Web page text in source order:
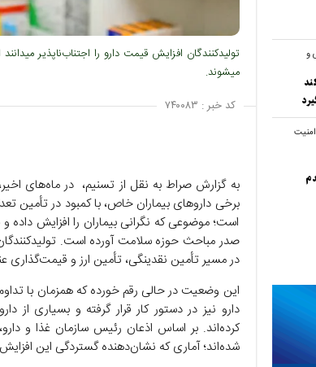
تولیدکنندگان افزایش قیمت دارو را اجتناب‌ناپذیر
میشوند.
کد خبر : ۷۴۰۰۸۳
به گزارش صراط به نقل از تسنیم، در ماه‌های
برخی دارو‌های بیماران خاص، با کمبود در تأمین
است؛ موضوعی که نگرانی بیماران را افزایش داده و
صدر مباحث حوزه سلامت آورده است.
در مسیر تأمین نقدینگی، تأمین ارز و قیمت‌گذاری
این وضعیت در حالی رقم خورده که همزمان با
دارو نیز در دستور کار قرار گرفته و بسیاری از
شده‌اند؛ آماری که نشان‌دهنده گستردگی این
و